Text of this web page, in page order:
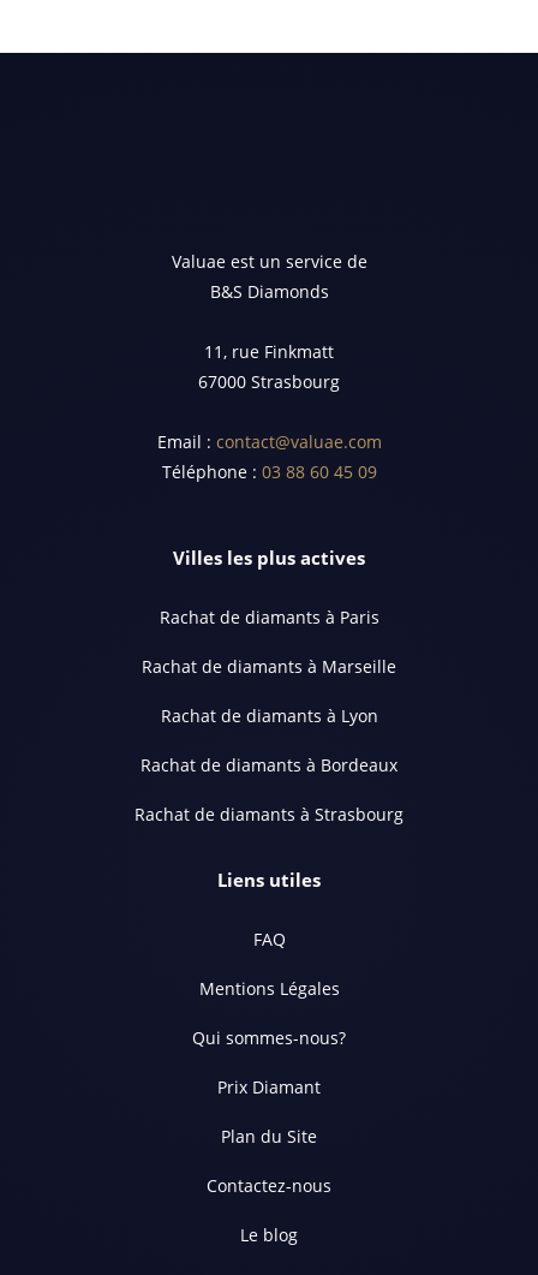
Valuae est un service de
B&S Diamonds
11, rue Finkmatt
67000 Strasbourg
Email : contact@valuae.com
Téléphone : 03 88 60 45 09
Villes les plus actives
Rachat de diamants à Paris
Rachat de diamants à Marseille
Rachat de diamants à Lyon
Rachat de diamants à Bordeaux
Rachat de diamants à Strasbourg
Liens utiles
FAQ
Mentions Légales
Qui sommes-nous?
Prix Diamant
Plan du Site
Contactez-nous
Le blog